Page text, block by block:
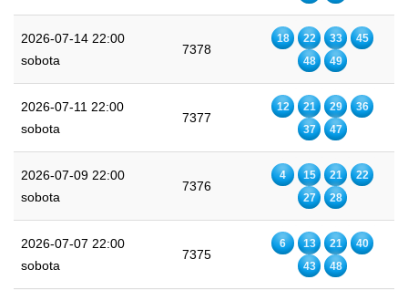
2026-07-14 22:00
sobota
7378
18 22 33
45
48
49
2026-07-11 22:00
sobota
7377
12 21 29
36
37
47
2026-07-09 22:00
sobota
7376
4 15 21
22
27
28
2026-07-07 22:00
sobota
7375
6 13 21
40
43
48